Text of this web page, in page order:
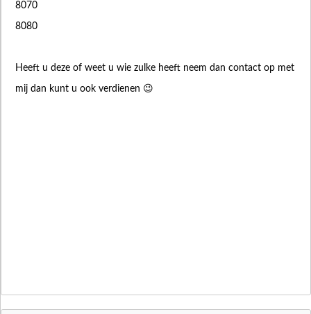
8070
8080
Heeft u deze of weet u wie zulke heeft neem dan contact op met
mij dan kunt u ook verdienen 😉